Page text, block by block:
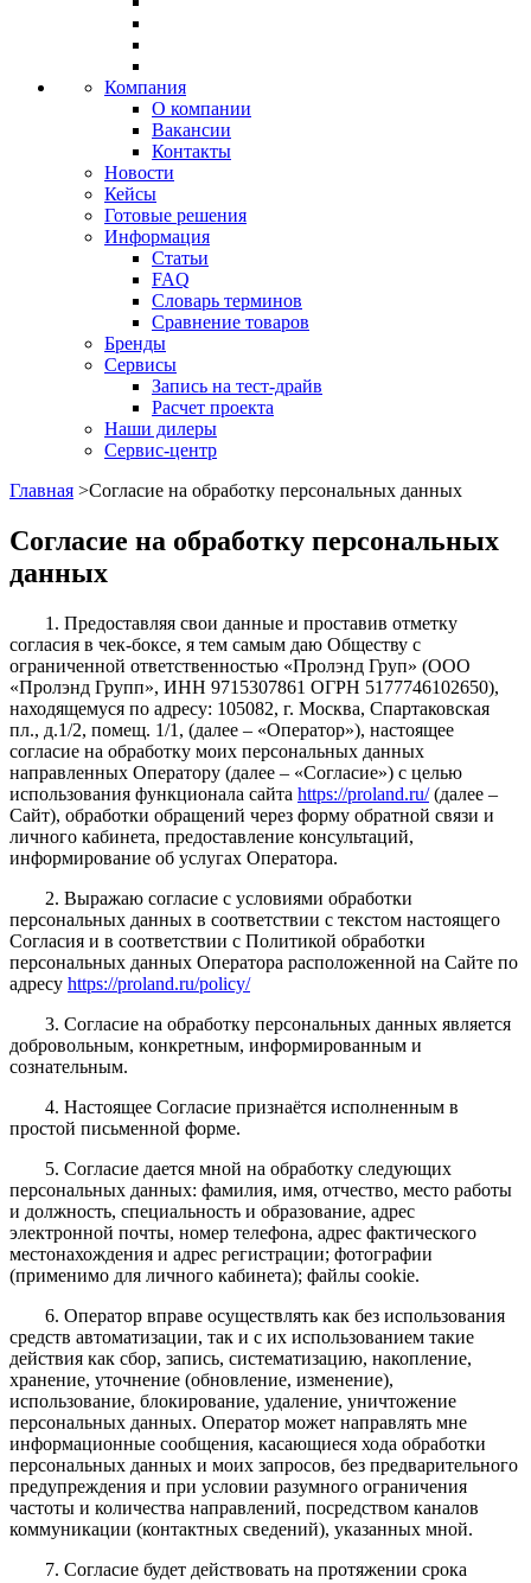
Компания
О компании
Вакансии
Контакты
Новости
Кейсы
Готовые решения
Информация
Статьи
FAQ
Словарь терминов
Сравнение товаров
Бренды
Сервисы
Запись на тест-драйв
Расчет проекта
Наши дилеры
Сервис-центр
Главная >Согласие на обработку персональных данных
Согласие на обработку персональных
данных
1. Предоставляя свои данные и проставив отметку
согласия в чек-боксе, я тем самым даю Обществу с
ограниченной ответственностью «Пролэнд Груп» (ООО
«Пролэнд Групп», ИНН 9715307861 ОГРН 5177746102650),
находящемуся по адресу: 105082, г. Москва, Спартаковская
пл., д.1/2, помещ. 1/1, (далее – «Оператор»), настоящее
согласие на обработку моих персональных данных
направленных Оператору (далее – «Согласие») с целью
использования функционала сайта https://proland.ru/(далее –
Сайт), обработки обращений через форму обратной связи и
личного кабинета, предоставление консультаций,
информирование об услугах Оператора.
2. Выражаю согласие с условиями обработки
персональных данных в соответствии с текстом настоящего
Согласия и в соответствии с Политикой обработки
персональных данных Оператора расположенной на Сайте по
адресу https://proland.ru/policy/
3. Согласие на обработку персональных данных является
добровольным, ĸонĸретным, информированным и
сознательным.
4. Настоящее Согласие признаётся исполненным в
простой письменной форме.
5. Согласие дается мной на обработку следующих
персональных данных: фамилия, имя, отчество, место работы
и должность, специальность и образование, адрес
электронной почты, номер телефона, адрес фактического
местонахождения и адрес регистрации; фотографии
(применимо для личного кабинета); файлы cookie.
6. Оператор вправе осуществлять как без использования
средств автоматизации, так и с их использованием такие
действия как сбор, запись, систематизацию, накопление,
хранение, уточнение (обновление, изменение),
использование, блокирование, удаление, уничтожение
персональных данных. Оператор может направлять мне
информационные сообщения, касающиеся хода обработки
персональных данных и моих запросов, без предварительного
предупреждения и при условии разумного ограничения
частоты и количества направлений, посредством каналов
коммуникации (контактных сведений), указанных мной.
7. Согласие будет действовать на протяжении срока